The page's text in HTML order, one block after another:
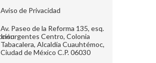
Aviso de Privacidad
Av. Paseo de la Reforma 135, esq.
Insurgentes Centro, Colonia
Tabacalera, Alcaldía Cuauhtémoc,
Ciudad de México C.P. 06030